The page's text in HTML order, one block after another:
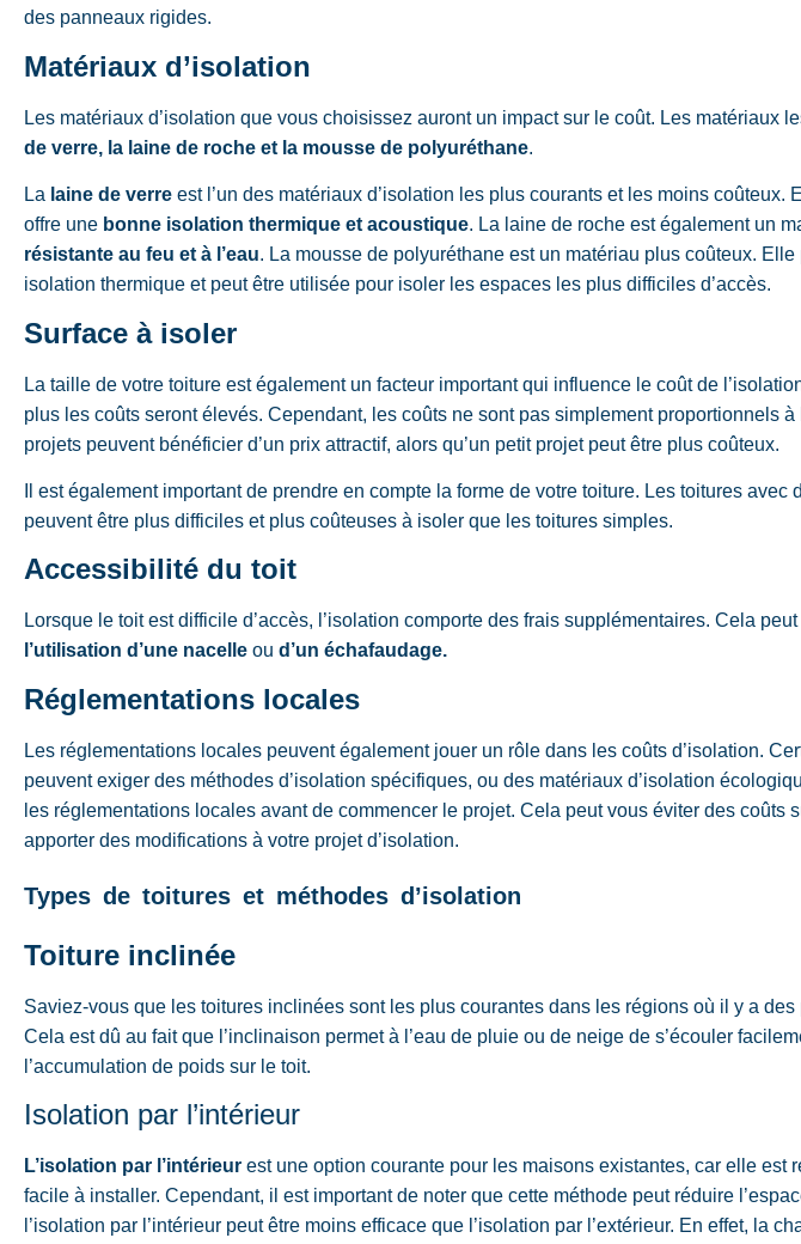
des panneaux rigides.
Matériaux d’isolation
Les matériaux d’isolation que vous choisissez auront un impact sur le coût. Les matériaux
de verre, la laine de roche et la mousse de polyuréthane.
La laine de verre est l’un des matériaux d’isolation les plus courants et les moins coûteux.
offre une bonne isolation thermique et acoustique. La laine de roche est également un
résistante au feu et à l’eau. La mousse de polyuréthane est un matériau plus coûteux. Elle
isolation thermique et peut être utilisée pour isoler les espaces les plus difficiles d’accès.
Surface à isoler
La taille de votre toiture est également un facteur important qui influence le coût de
plus les coûts seront élevés. Cependant, les coûts ne sont pas simplement proportionnels
projets peuvent bénéficier d’un prix attractif, alors qu’un petit projet peut être plus coûteux.
Il est également important de prendre en compte la forme de votre toiture. Les toitures avec
peuvent être plus difficiles et plus coûteuses à isoler que les toitures simples.
Accessibilité du toit
Lorsque le toit est difficile d’accès, l’isolation comporte des frais supplémentaires. Cela
l’utilisation d’une nacelle ou d’un échafaudage.
Réglementations locales
Les réglementations locales peuvent également jouer un rôle dans les coûts d’isolation.
peuvent exiger des méthodes d’isolation spécifiques, ou des matériaux d’isolation
les réglementations locales avant de commencer le projet. Cela peut vous éviter des coûts
apporter des modifications à votre projet d’isolation.
Types de toitures et méthodes d’isolation
Toiture inclinée
Saviez-vous que les toitures inclinées sont les plus courantes dans les régions où il y a
Cela est dû au fait que l’inclinaison permet à l’eau de pluie ou de neige de s’écouler
l’accumulation de poids sur le toit.
Isolation par l’intérieur
L’isolation par l’intérieur est une option courante pour les maisons existantes, car elle est
facile à installer. Cependant, il est important de noter que cette méthode peut réduire
l’isolation par l’intérieur peut être moins efficace que l’isolation par l’extérieur. En effet, la